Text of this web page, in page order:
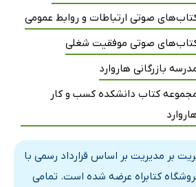
صوتی ارتباطات و روابط عمومی
صوتی موفقیت شغلی
بازرگانی هاروارد
کتاب دانشکده کسب و کار
بر مدیریت بر اساس قرارداد رسمی با
کتابراه عرضه شده است. تمامی